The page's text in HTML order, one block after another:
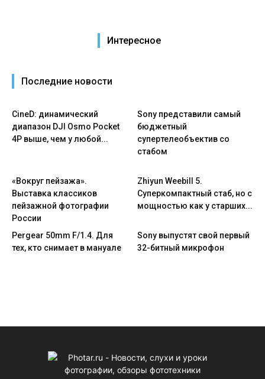
Интересное
Последние новости
CineD: динамический
диапазон DJI Osmo Pocket
4P выше, чем у любой...
Sony представили самый
бюджетный
супертелеобъектив со
стабом
«Вокруг пейзажа».
Выставка классиков
пейзажной фотографии
России
Zhiyun Weebill 5.
Cуперкомпактный стаб, но с
мощностью как у старших...
Pergear 50mm F/1.4. Для
тех, кто снимает в мануале
Sony выпустят свой первый
32-битный микрофон